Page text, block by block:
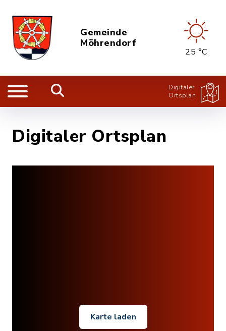
Gemeinde
Möhrendorf
25 °C
Digitaler
Ortsplan
Digitaler Ortsplan
Karte laden